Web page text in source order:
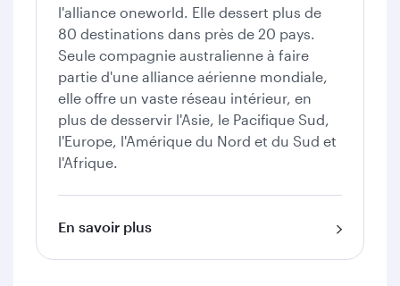
l'alliance oneworld. Elle dessert plus de
80 destinations dans près de 20 pays.
Seule compagnie australienne à faire
partie d'une alliance aérienne mondiale,
elle offre un vaste réseau intérieur, en
plus de desservir l'Asie, le Pacifique Sud,
l'Europe, l'Amérique du Nord et du Sud et
l'Afrique.
En savoir plus